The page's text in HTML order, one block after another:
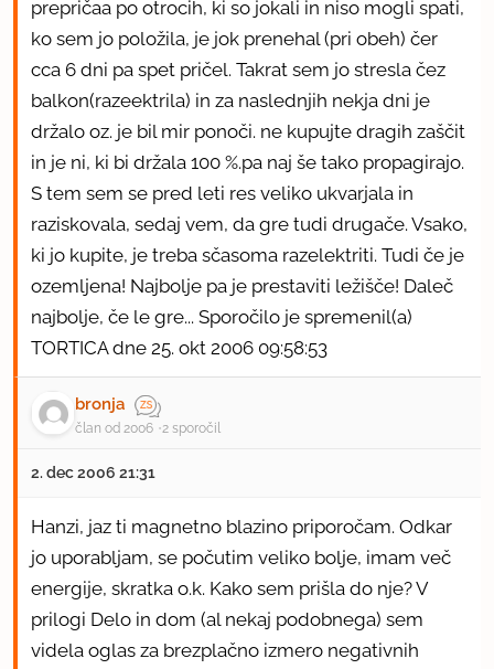
prepričaa po otrocih, ki so jokali in niso mogli spati,
ko sem jo položila, je jok prenehal (pri obeh) čer
cca 6 dni pa spet pričel. Takrat sem jo stresla čez
balkon(razeektrila) in za naslednjih nekja dni je
držalo oz. je bil mir ponoči. ne kupujte dragih zaščit
in je ni, ki bi držala 100 %.pa naj še tako propagirajo.
S tem sem se pred leti res veliko ukvarjala in
raziskovala, sedaj vem, da gre tudi drugače. Vsako,
ki jo kupite, je treba sčasoma razelektriti. Tudi če je
ozemljena! Najbolje pa je prestaviti ležišče! Daleč
najbolje, če le gre... Sporočilo je spremenil(a)
TORTICA dne 25. okt 2006 09:58:53
bronja
član od 2006 2 sporočil
2. dec 2006 21:31
Hanzi, jaz ti magnetno blazino priporočam. Odkar
jo uporabljam, se počutim veliko bolje, imam več
energije, skratka o.k. Kako sem prišla do nje? V
prilogi Delo in dom (al nekaj podobnega) sem
videla oglas za brezplačno izmero negativnih